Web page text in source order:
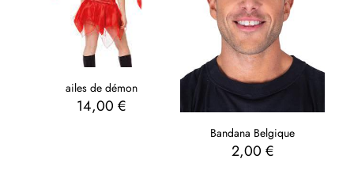
ailes de démon
14,00€
Bandana Belgique
2,00 €